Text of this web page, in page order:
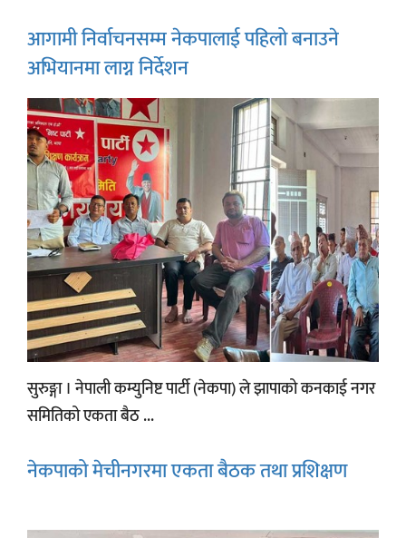
आगामी निर्वाचनसम्म नेकपालाई पहिलो बनाउने
अभियानमा लाग्न निर्देशन
सुरुङ्गा । नेपाली कम्युनिष्ट पार्टी (नेकपा) ले झापाको कनकाई नगर
समितिको एकता बैठ ...
नेकपाको मेचीनगरमा एकता बैठक तथा प्रशिक्षण